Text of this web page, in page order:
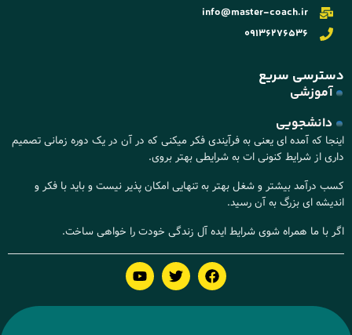
info@master-coach.ir
09136276536
دسترسی سریع
آموزشی
دانشجویی
اینجا که آمده ای یعنی به فرآیندی فکر میکنی که در آن در یک دوره زمانی تصمیم
داری از شرایط کنونی ات به شرایطی بهتر بروی.
کسب درآمد بیشتر و شغل بهتر به تنهایی امکان پذیر نیست و باید با فکر و
اندیشه ای بزرگ به آن رسید.
اگر با ما همراه شوی شرایط ایده آل زندگی خودت را خواهی ساخت.